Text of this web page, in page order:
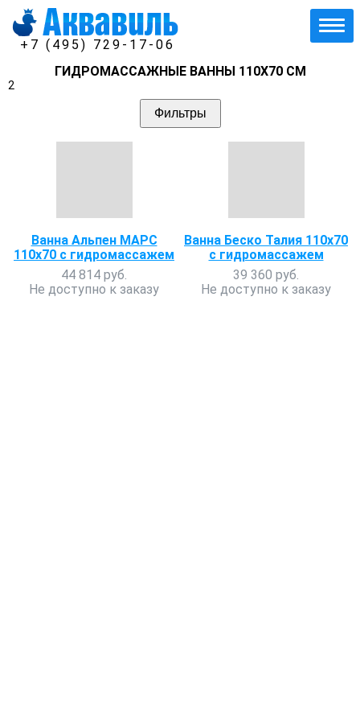
+7 (495) 729-17-06
ГИДРОМАССАЖНЫЕ ВАННЫ 110Х70 СМ
2
Фильтры
Ванна Альпен МАРС
110х70 с гидромассажем
44 814 руб.
Не доступно к заказу
Ванна Беско Талия 110х70
с гидромассажем
39 360 руб.
Не доступно к заказу